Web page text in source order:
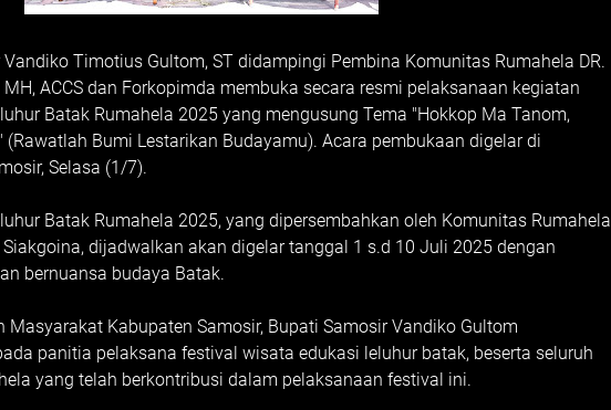
Timotius Gultom, ST didampingi Pembina Komunitas Rumahela DR.
MH, ACCS dan Forkopimda membuka secara resmi pelaksanaan kegiatan
Batak Rumahela 2025 yang mengusung Tema "Hokkop Ma Tanom,
(Rawatlah Bumi Lestarikan Budayamu). Acara pembukaan digelar di
Selasa (1/7).
Batak Rumahela 2025, yang dipersembahkan oleh Komunitas Rumahela
dijadwalkan akan digelar tanggal 1 s.d 10 Juli 2025 dengan
bernuansa budaya Batak.
Masyarakat Kabupaten Samosir, Bupati Samosir Vandiko Gultom
panitia pelaksana festival wisata edukasi leluhur batak, beserta seluruh
yang telah berkontribusi dalam pelaksanaan festival ini.